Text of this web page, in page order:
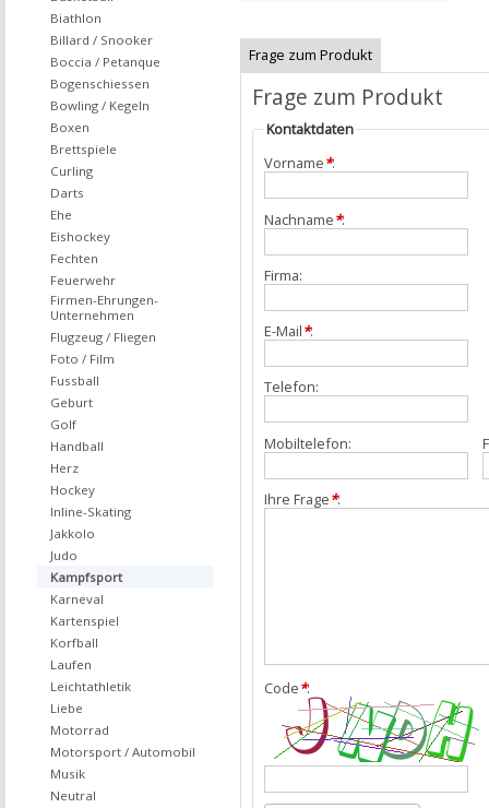
Frage zum Produkt
Frage zum Produkt
Kontaktdaten
Vorname*:
Nachname*:
Firma:
E-Mail*:
Telefon:
Mobiltelefon:
Ihre Frage*:
Code*:
Biathlon
Billard / Snooker
Boccia / Petanque
Bogenschiessen
Bowling / Kegeln
Boxen
Brettspiele
Curling
Darts
Ehe
Eishockey
Fechten
Feuerwehr
Firmen-Ehrungen-
Unternehmen
Flugzeug / Fliegen
Foto / Film
Fussball
Geburt
Golf
Handball
Herz
Hockey
Inline-Skating
Jakkolo
Judo
Kampfsport
Karneval
Kartenspiel
Korfball
Laufen
Leichtathletik
Liebe
Motorrad
Motorsport / Automobil
Musik
Neutral